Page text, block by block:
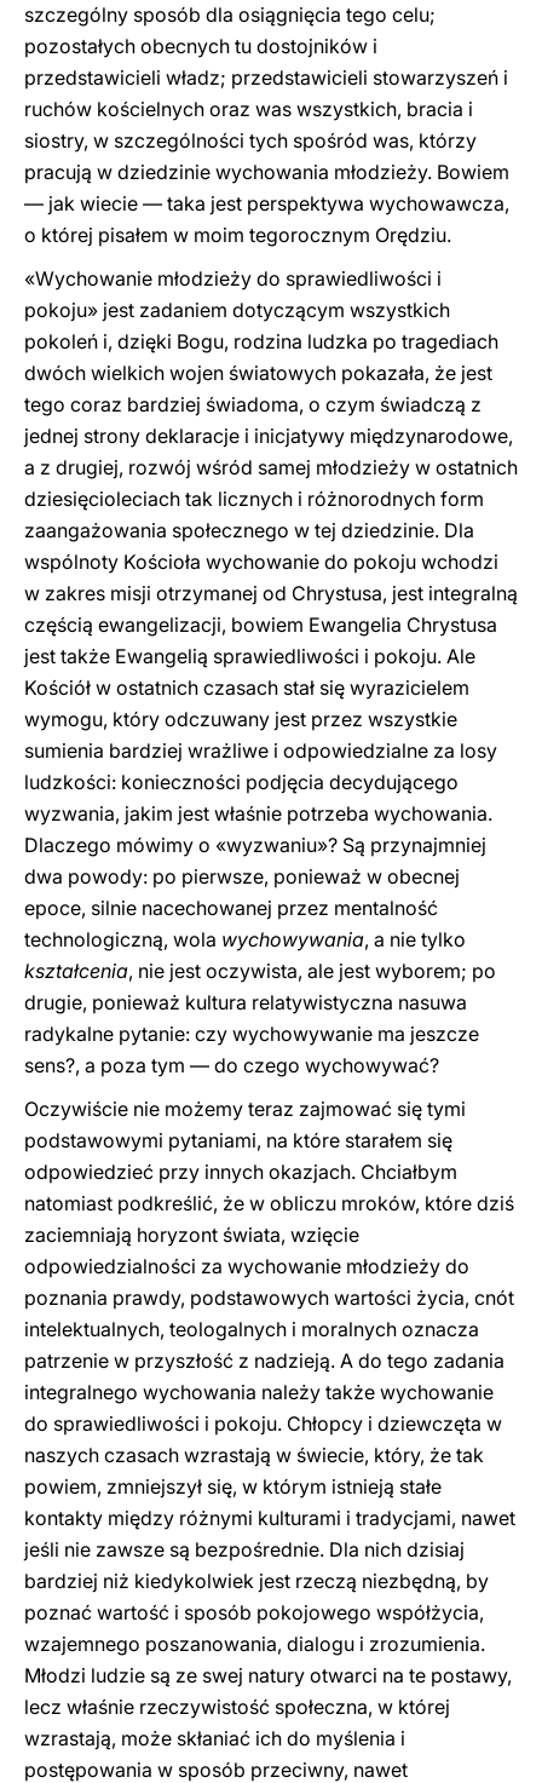
szczególny sposób dla osiągnięcia tego celu;
pozostałych obecnych tu dostojników i
przedstawicieli władz; przedstawicieli stowarzyszeń i
ruchów kościelnych oraz was wszystkich, bracia i
siostry, w szczególności tych spośród was, którzy
pracują w dziedzinie wychowania młodzieży. Bowiem
— jak wiecie — taka jest perspektywa wychowawcza,
o której pisałem w moim tegorocznym Orędziu.
«Wychowanie młodzieży do sprawiedliwości i
pokoju» jest zadaniem dotyczącym wszystkich
pokoleń i, dzięki Bogu, rodzina ludzka po tragediach
dwóch wielkich wojen światowych pokazała, że jest
tego coraz bardziej świadoma, o czym świadczą z
jednej strony deklaracje i inicjatywy międzynarodowe,
a z drugiej, rozwój wśród samej młodzieży w ostatnich
dziesięcioleciach tak licznych i różnorodnych form
zaangażowania społecznego w tej dziedzinie. Dla
wspólnoty Kościoła wychowanie do pokoju wchodzi
w zakres misji otrzymanej od Chrystusa, jest integralną
częścią ewangelizacji, bowiem Ewangelia Chrystusa
jest także Ewangelią sprawiedliwości i pokoju. Ale
Kościół w ostatnich czasach stał się wyrazicielem
wymogu, który odczuwany jest przez wszystkie
sumienia bardziej wrażliwe i odpowiedzialne za losy
ludzkości: konieczności podjęcia decydującego
wyzwania, jakim jest właśnie potrzeba wychowania.
Dlaczego mówimy o «wyzwaniu»? Są przynajmniej
dwa powody: po pierwsze, ponieważ w obecnej
epoce, silnie nacechowanej przez mentalność
technologiczną, wola wychowywania, a nie tylko
kształcenia, nie jest oczywista, ale jest wyborem; po
drugie, ponieważ kultura relatywistyczna nasuwa
radykalne pytanie: czy wychowywanie ma jeszcze
sens?, a poza tym — do czego wychowywać?
Oczywiście nie możemy teraz zajmować się tymi
podstawowymi pytaniami, na które starałem się
odpowiedzieć przy innych okazjach. Chciałbym
natomiast podkreślić, że w obliczu mroków, które dziś
zaciemniają horyzont świata, wzięcie
odpowiedzialności za wychowanie młodzieży do
poznania prawdy, podstawowych wartości życia, cnót
intelektualnych, teologalnych i moralnych oznacza
patrzenie w przyszłość z nadzieją. A do tego zadania
integralnego wychowania należy także wychowanie
do sprawiedliwości i pokoju. Chłopcy i dziewczęta w
naszych czasach wzrastają w świecie, który, że tak
powiem, zmniejszył się, w którym istnieją stałe
kontakty między różnymi kulturami i tradycjami, nawet
jeśli nie zawsze są bezpośrednie. Dla nich dzisiaj
bardziej niż kiedykolwiek jest rzeczą niezbędną, by
poznać wartość i sposób pokojowego współżycia,
wzajemnego poszanowania, dialogu i zrozumienia.
Młodzi ludzie są ze swej natury otwarci na te postawy,
lecz właśnie rzeczywistość społeczna, w której
wzrastają, może skłaniać ich do myślenia i
postępowania w sposób przeciwny, nawet